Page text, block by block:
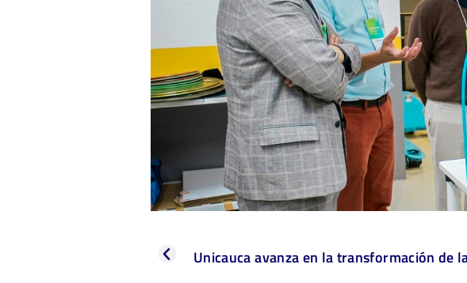
Unicauca avanza en la transformación de